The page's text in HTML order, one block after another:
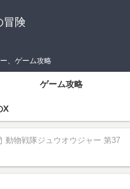
冒険
、ゲーム攻略
ゲーム攻略
X
動物戦隊ジュウオウジャー 第37